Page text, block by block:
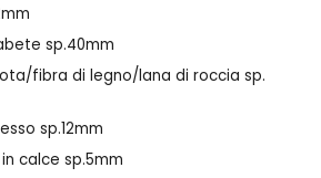
sp.40mm
fibra di legno/lana di roccia sp.
sp.12mm
calce sp.5mm